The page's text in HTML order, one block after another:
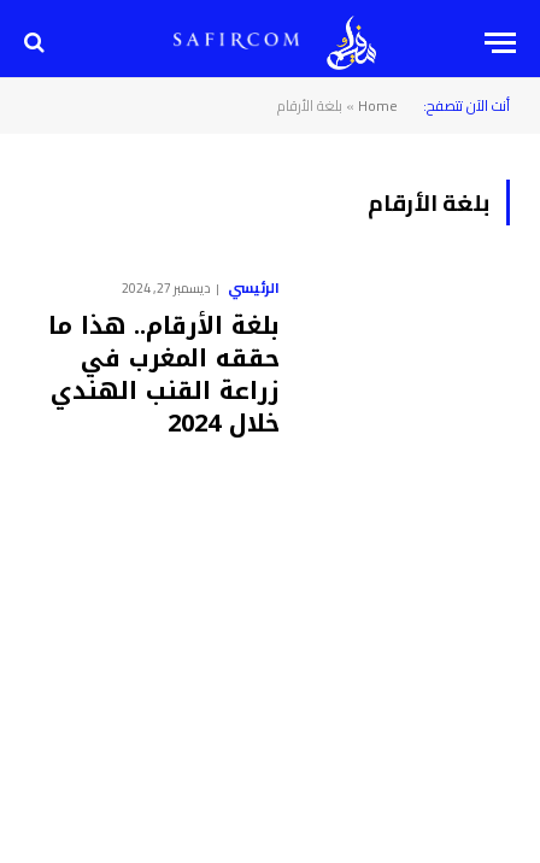
أنت الآن تتصفح: Home
» بلغة الأرقام
بلغة الأرقام
الرئيسي ديسمبر 27, 2024
بلغة الأرقام.. هذا ما
حققه المغرب في
زراعة القنب الهندي
خلال 2024